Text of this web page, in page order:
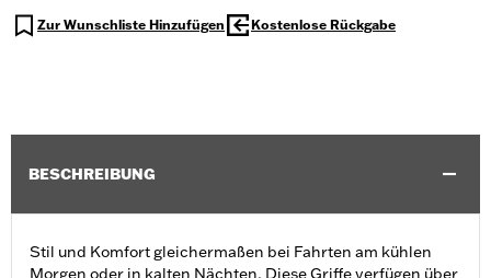
Zur Wunschliste Hinzufügen Kostenlose Rückgabe
BESCHREIBUNG
Stil und Komfort gleichermaßen bei Fahrten am kühlen
Morgen oder in kalten Nächten. Diese Griffe verfügen über